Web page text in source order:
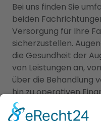
Bei uns finden Sie
beiden
Versorgung für Ihre
sicherzustellen.
die Gesundheit der
von Leistungen an,
über die Behandlung
hin zu operativen
Region sind